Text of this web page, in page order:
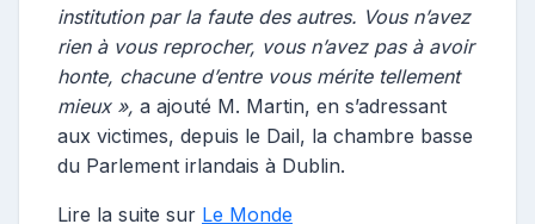
institution par la faute des autres. Vous n’avez
rien à vous reprocher, vous n’avez pas à avoir
honte, chacune d’entre vous mérite tellement
mieux », a ajouté M. Martin, en s’adressant
aux victimes, depuis le Dail, la chambre basse
du Parlement irlandais à Dublin.
Lire la suite sur Le Monde